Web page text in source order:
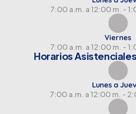
7:00 a.m. a 12:00 m. -
Viernes
7:00 a.m. a 12:00 m. -
Horarios Asistenciales
Lunes a
7:00 a.m. a 12:00 m. -